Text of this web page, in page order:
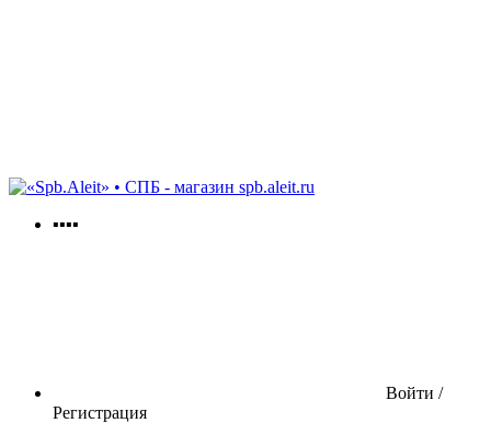
spb.aleit.ru
▪▪▪▪
Войти /
Регистрация